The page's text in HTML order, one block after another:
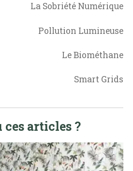
La Sobriété Numérique
Pollution Lumineuse
Le Biométhane
Smart Grids
ces articles ?